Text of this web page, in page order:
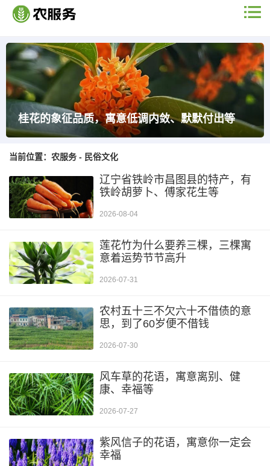
桂花的象征品质，寓意低调内敛、默默付出等
当前位置： 农服务 - 民俗文化
辽宁省铁岭市昌图县的特产，有
铁岭胡萝卜、傅家花生等
2026-08-04
莲花竹为什么要养三棵，三棵寓
意着运势节节高升
2026-07-31
农村五十三不欠六十不借债的意
思，到了60岁便不借钱
2026-07-30
风车草的花语，寓意离别、健
康、幸福等
2026-07-27
紫风信子的花语，寓意你一定会
幸福